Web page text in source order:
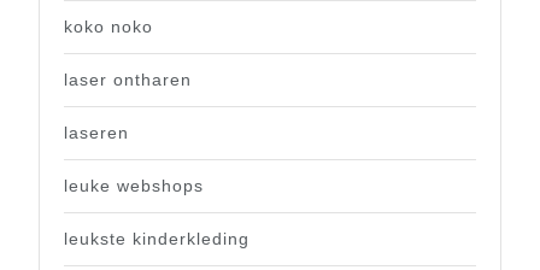
koko noko
laser ontharen
laseren
leuke webshops
leukste kinderkleding